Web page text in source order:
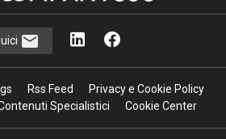
Rss Feed
Privacy e Cookie Policy
Specialistici
Cookie Center